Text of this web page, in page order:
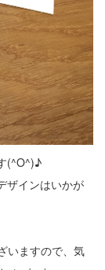
(^O^)♪
ザインはいかが
いますので、気